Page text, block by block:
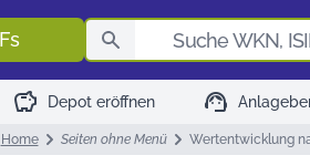
savings Depot eröffnen support_agent
Home Seiten ohne Menü Wertentwicklung